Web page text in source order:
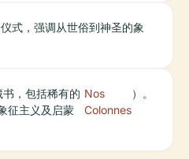
式，强调从世俗到神圣的象
，包括稀有的
征主义及启蒙
Nos
Colonnes
）。